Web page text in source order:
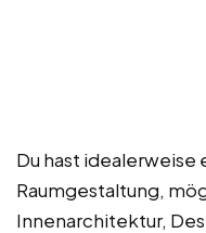
Du hast idealerweise
Raumgestaltung,
Innenarchitektur,